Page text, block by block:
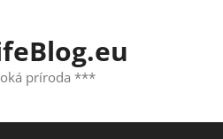
príroda ***